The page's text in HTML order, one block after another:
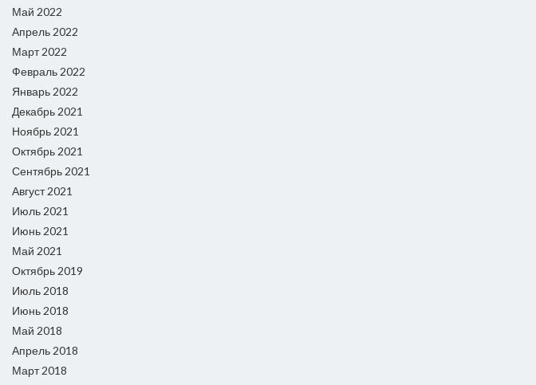
Май 2022
Апрель 2022
Март 2022
Февраль 2022
Январь 2022
Декабрь 2021
Ноябрь 2021
Октябрь 2021
Сентябрь 2021
Август 2021
Июль 2021
Июнь 2021
Май 2021
Октябрь 2019
Июль 2018
Июнь 2018
Май 2018
Апрель 2018
Март 2018